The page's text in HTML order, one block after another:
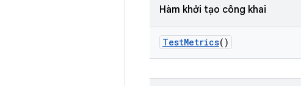
Hàm khởi tạo công khai
TestMetrics()